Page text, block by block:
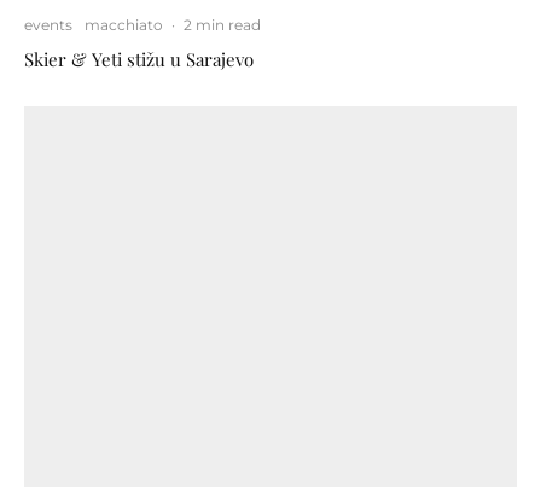
events macchiato · 2 min read
Skier & Yeti stižu u Sarajevo